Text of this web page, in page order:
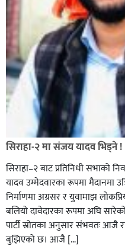
सिराहा-२ मा संजय यादव भिड्ने !
सिराहा–२ बाट प्रतिनिधी सभाको
यादव उम्मेदवारका रूपमा मैदानमा
निर्माणमा अग्रसर र युवामाझ
बलियो दावेदारका रूपमा अघि
पार्टी स्रोतका अनुसार संभवतः आजै
बुझिएको छ। आजै […]